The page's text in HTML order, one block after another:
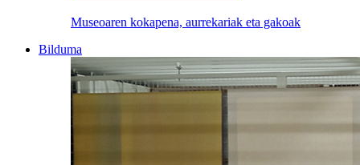
Museoaren kokapena, aurrekariak eta gakoak
Bilduma